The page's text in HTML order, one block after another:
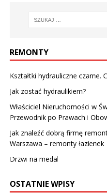
REMONTY
Kształtki hydrauliczne czarne.
Jak zostać hydraulikiem?
Właściciel Nieruchomości w
Przewodnik po Prawach i
Jak znaleźć dobrą firmę
Warszawa – remonty łazienek
Drzwi na medal
OSTATNIE WPISY